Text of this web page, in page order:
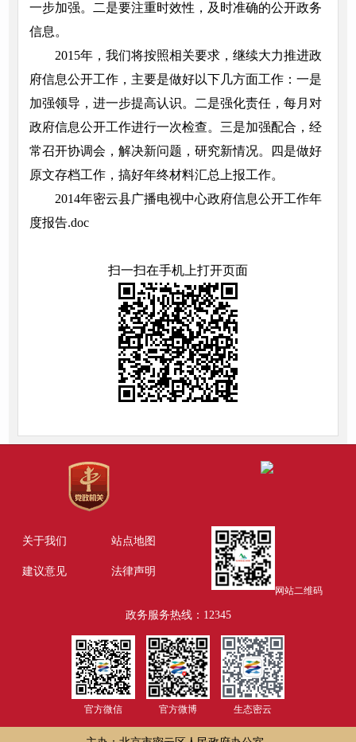
一步加强。二是要注重时效性，及时准确的公开政务
信息。
2015年，我们将按照相关要求，继续大力推进政
府信息公开工作，主要是做好以下几方面工作：一是
加强领导，进一步提高认识。二是强化责任，每月对
政府信息公开工作进行一次检查。三是加强配合，经
常召开协调会，解决新问题，研究新情况。四是做好
原文存档工作，搞好年终材料汇总上报工作。
2014年密云县广播电视中心政府信息公开工作年
度报告.doc
扫一扫在手机上打开页面
关于我们 站点地图
建议意见 法律声明
网站二维码
政务服务热线：12345
官方微信 官方微博 生态密云